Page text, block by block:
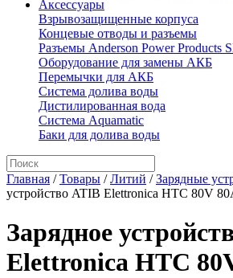
Аксессуары
Взрывозащищенные корпуса
Концевые отводы и разъемы
Разъемы Anderson Power Products
Оборудование для замены АКБ
Перемычки для АКБ
Система долива воды
Дистилированная вода
Система Aquamatic
Баки для долива воды
Главная /Товары /Литий /Зарядные
устройство ATIB Elettronica HTC 80V
Зарядное
Elettronica HTC